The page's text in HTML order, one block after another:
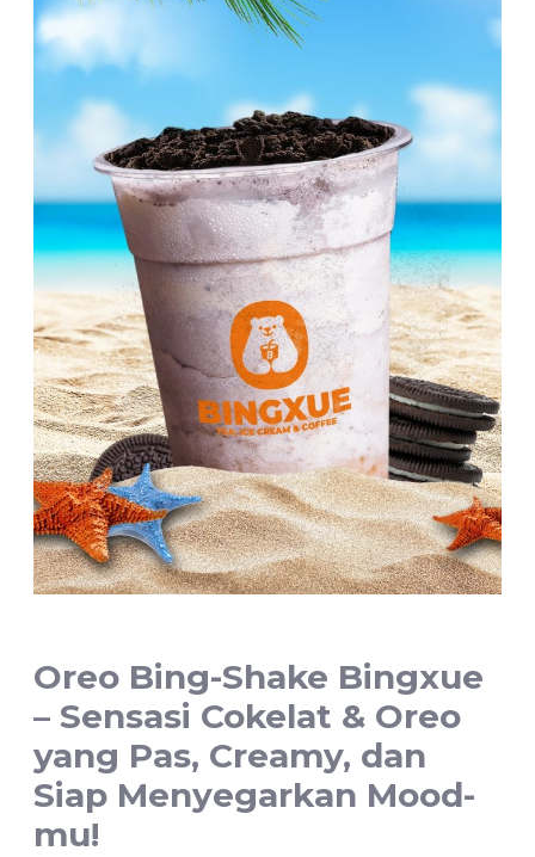
Oreo Bing-Shake Bingxue
– Sensasi Cokelat & Oreo
yang Pas, Creamy, dan
Siap Menyegarkan Mood-
mu!